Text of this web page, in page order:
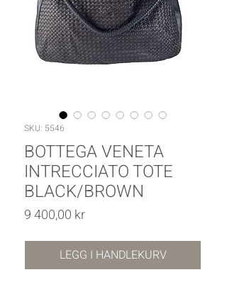
SKU: 5546
BOTTEGA VENETA
INTRECCIATO TOTE
BLACK/BROWN
9 400,00 krPris
LEGG I HANDLEKURV